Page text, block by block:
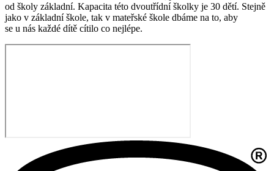
od školy základní. Kapacita této dvoutřídní školky je 30 dětí. Stejně
jako v základní škole, tak v mateřské škole dbáme na to, aby
se u nás každé dítě cítilo co nejlépe.